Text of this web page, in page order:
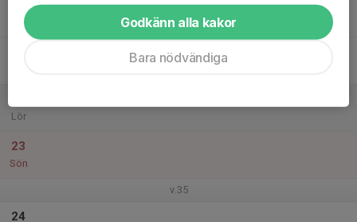
Tor
Lör
23
Sön
v.35
24
Godkänn alla kakor
Bara nödvändiga